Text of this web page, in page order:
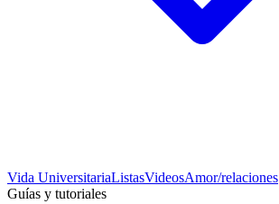
Vida UniversitariaListasVideosAmor/relaciones
Guías y tutoriales